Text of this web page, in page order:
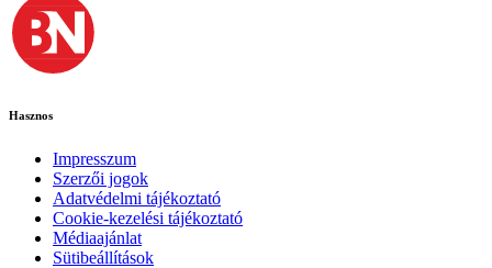
Hasznos
Impresszum
Szerzői jogok
Adatvédelmi tájékoztató
Cookie-kezelési tájékoztató
Médiaajánlat
Sütibeállítások